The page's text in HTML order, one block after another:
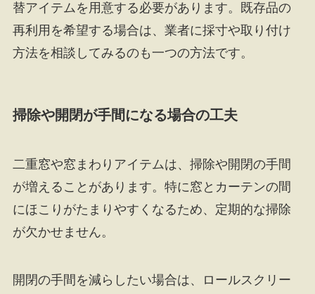
替アイテムを用意する必要があります。既存品の
再利用を希望する場合は、業者に採寸や取り付け
方法を相談してみるのも一つの方法です。
掃除や開閉が手間になる場合の工夫
二重窓や窓まわりアイテムは、掃除や開閉の手間
が増えることがあります。特に窓とカーテンの間
にほこりがたまりやすくなるため、定期的な掃除
が欠かせません。
開閉の手間を減らしたい場合は、ロールスクリー